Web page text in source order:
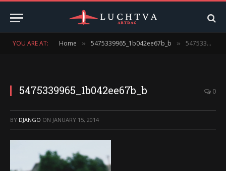
YOU ARE AT: Home » 5475339965_1b042ee67b_b » 5475339965_1b042ee67b_b
5475339965_1b042ee67b_b 0
BY DJANGO ON JANUARY 15, 2014